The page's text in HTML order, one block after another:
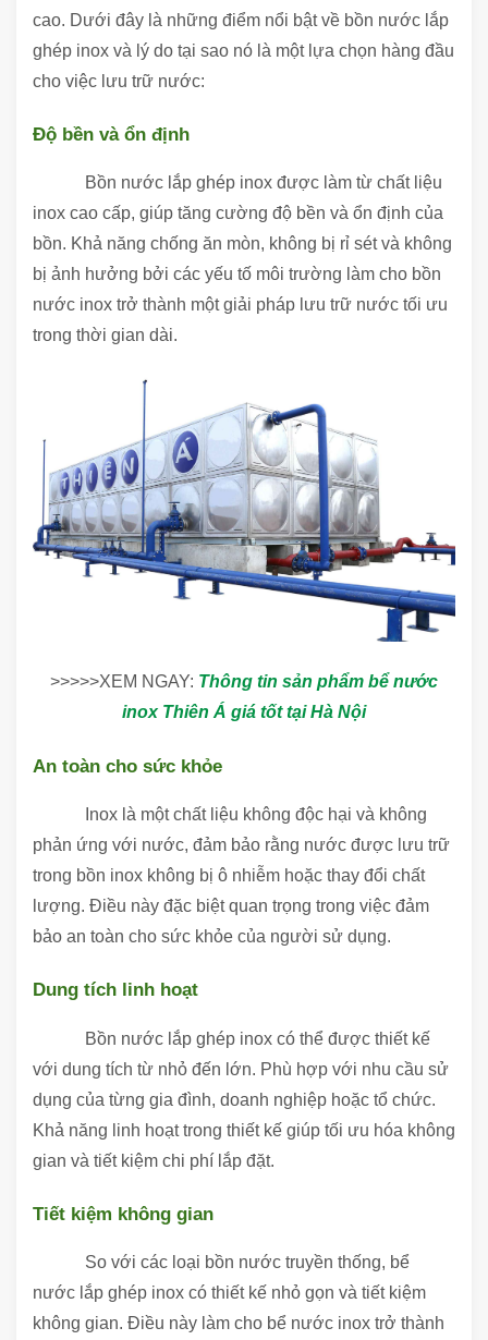
cao. Dưới đây là những điểm nổi bật về bồn nước lắp
ghép inox và lý do tại sao nó là một lựa chọn hàng đầu
cho việc lưu trữ nước:
Độ bền và ổn định
Bồn nước lắp ghép inox được làm từ chất liệu
inox cao cấp, giúp tăng cường độ bền và ổn định của
bồn. Khả năng chống ăn mòn, không bị rỉ sét và không
bị ảnh hưởng bởi các yếu tố môi trường làm cho bồn
nước inox trở thành một giải pháp lưu trữ nước tối ưu
trong thời gian dài.
>>>>>XEM NGAY: Thông tin sản phẩm bể nước
inox Thiên Á giá tốt tại Hà Nội
An toàn cho sức khỏe
Inox là một chất liệu không độc hại và không
phản ứng với nước, đảm bảo rằng nước được lưu trữ
trong bồn inox không bị ô nhiễm hoặc thay đổi chất
lượng. Điều này đặc biệt quan trọng trong việc đảm
bảo an toàn cho sức khỏe của người sử dụng.
Dung tích linh hoạt
Bồn nước lắp ghép inox có thể được thiết kế
với dung tích từ nhỏ đến lớn. Phù hợp với nhu cầu sử
dụng của từng gia đình, doanh nghiệp hoặc tổ chức.
Khả năng linh hoạt trong thiết kế giúp tối ưu hóa không
gian và tiết kiệm chi phí lắp đặt.
Tiết kiệm không gian
So với các loại bồn nước truyền thống, bể
nước lắp ghép inox có thiết kế nhỏ gọn và tiết kiệm
không gian. Điều này làm cho bể nước inox trở thành